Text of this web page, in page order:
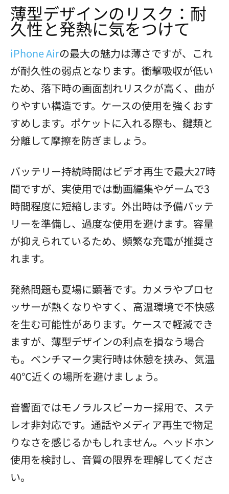
薄型デザインのリスク：耐
久性と発熱に気をつけて
iPhone Airの最大の魅力は薄さですが、これ
が耐久性の弱点となります。衝撃吸収が低い
ため、落下時の画面割れリスクが高く、曲が
りやすい構造です。ケースの使用を強くおす
すめします。ポケットに入れる際も、鍵類と
分離して摩擦を防ぎましょう。
バッテリー持続時間はビデオ再生で最大27時
間ですが、実使用では動画編集やゲームで3
時間程度に短縮します。外出時は予備バッテ
リーを準備し、過度な使用を避けます。容量
が抑えられているため、頻繁な充電が推奨さ
れます。
発熱問題も夏場に顕著です。カメラやプロセ
ッサーが熱くなりやすく、高温環境で不快感
を生む可能性があります。ケースで軽減でき
ますが、薄型デザインの利点を損なう場合
も。ベンチマーク実行時は休憩を挟み、気温
40℃近くの場所を避けましょう。
音響面ではモノラルスピーカー採用で、ステ
レオ非対応です。通話やメディア再生で物足
りなさを感じるかもしれません。ヘッドホン
使用を検討し、音質の限界を理解してくださ
い。